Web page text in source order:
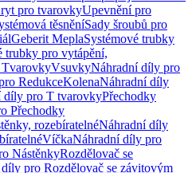
pro tvarovkyUpevnění pro
těsněníSady šroubů pro
Geberit MeplaSystémové trubky
trubky pro vytápění,
VsuvkyNáhradní díly pro
RedukceKolenaNáhradní díly
díly pro T tvarovkyPřechodky
Přechodky
rozebíratelnéNáhradní díly
VíčkaNáhradní díly pro
NástěnkyRozdělovač se
pro Rozdělovač se závitovým